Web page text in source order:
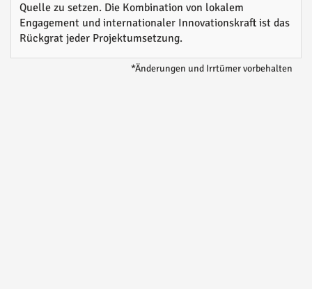
Quelle zu setzen. Die Kombination von lokalem
Engagement und internationaler Innovationskraft ist das
Rückgrat jeder Projektumsetzung.
*Änderungen und Irrtümer vorbehalten